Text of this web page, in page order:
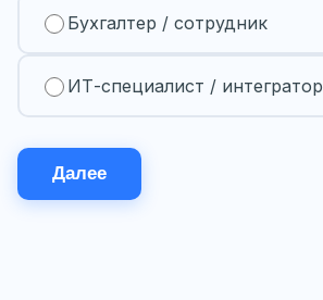
Бухгалтер / сотрудник
ИТ-специалист / интегратор
Далее